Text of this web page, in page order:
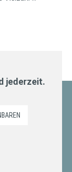
jederzeit.